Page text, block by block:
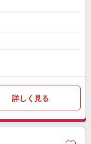
詳しく見る